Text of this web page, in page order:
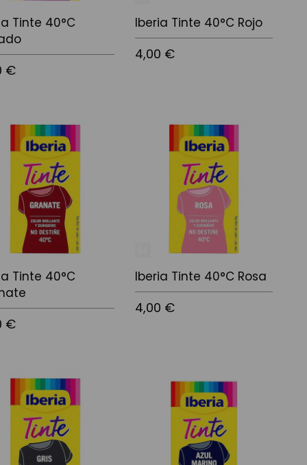
Tinte 40°C
€
al carrito
Iberia Tinte 40°C Rojo
4,00 €
Tinte 40°C
€
al carrito
Iberia Tinte 40°C Rosa
4,00 €